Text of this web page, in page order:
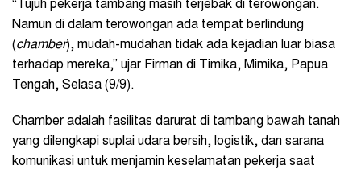
“Tujuh pekerja tambang masih terjebak di terowongan.
Namun di dalam terowongan ada tempat berlindung
(chamber), mudah-mudahan tidak ada kejadian luar biasa
terhadap mereka,” ujar Firman di Timika, Mimika, Papua
Tengah, Selasa (9/9).
Chamber adalah fasilitas darurat di tambang bawah tanah
yang dilengkapi suplai udara bersih, logistik, dan sarana
komunikasi untuk menjamin keselamatan pekerja saat